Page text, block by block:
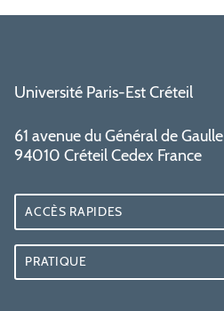
Université Paris-Est Créteil
61 avenue du Général de Gaulle
94010 Créteil Cedex France
ACCÈS RAPIDES
PRATIQUE